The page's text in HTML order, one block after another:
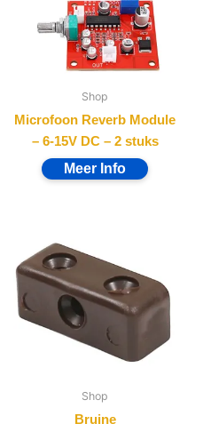
Shop
Microfoon Reverb Module
– 6-15V DC – 2 stuks
Shop
Bruine